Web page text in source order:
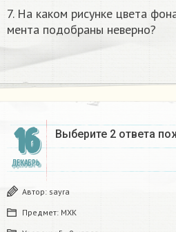
7. На каком рисунке цвета
мента подобраны неверно?
16
ДЕКАБРЬ
Выберите 2 ответа
Автор: sayra
Предмет: МХК